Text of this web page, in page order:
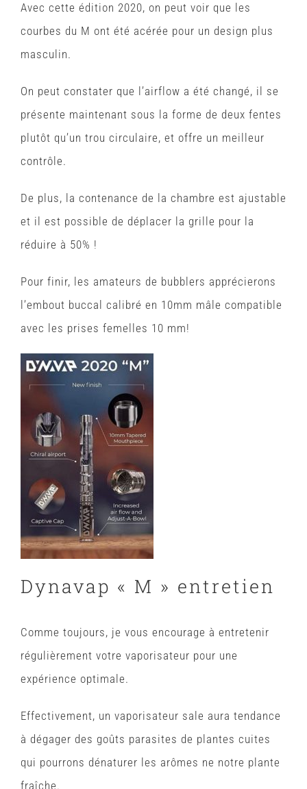
Avec cette édition 2020, on peut voir que les
courbes du M ont été acérée pour un design plus
masculin.
On peut constater que l’airflow a été changé, il se
présente maintenant sous la forme de deux fentes
plutôt qu’un trou circulaire, et offre un meilleur
contrôle.
De plus, la contenance de la chambre est ajustable
et il est possible de déplacer la grille pour la
réduire à 50% !
Pour finir, les amateurs de bubblers apprécierons
l’embout buccal calibré en 10mm mâle compatible
avec les prises femelles 10 mm!
Dynavap « M » entretien
Comme toujours, je vous encourage à entretenir
régulièrement votre vaporisateur pour une
expérience optimale.
Effectivement, un vaporisateur sale aura tendance
à dégager des goûts parasites de plantes cuites
qui pourrons dénaturer les arômes ne notre plante
fraîche.